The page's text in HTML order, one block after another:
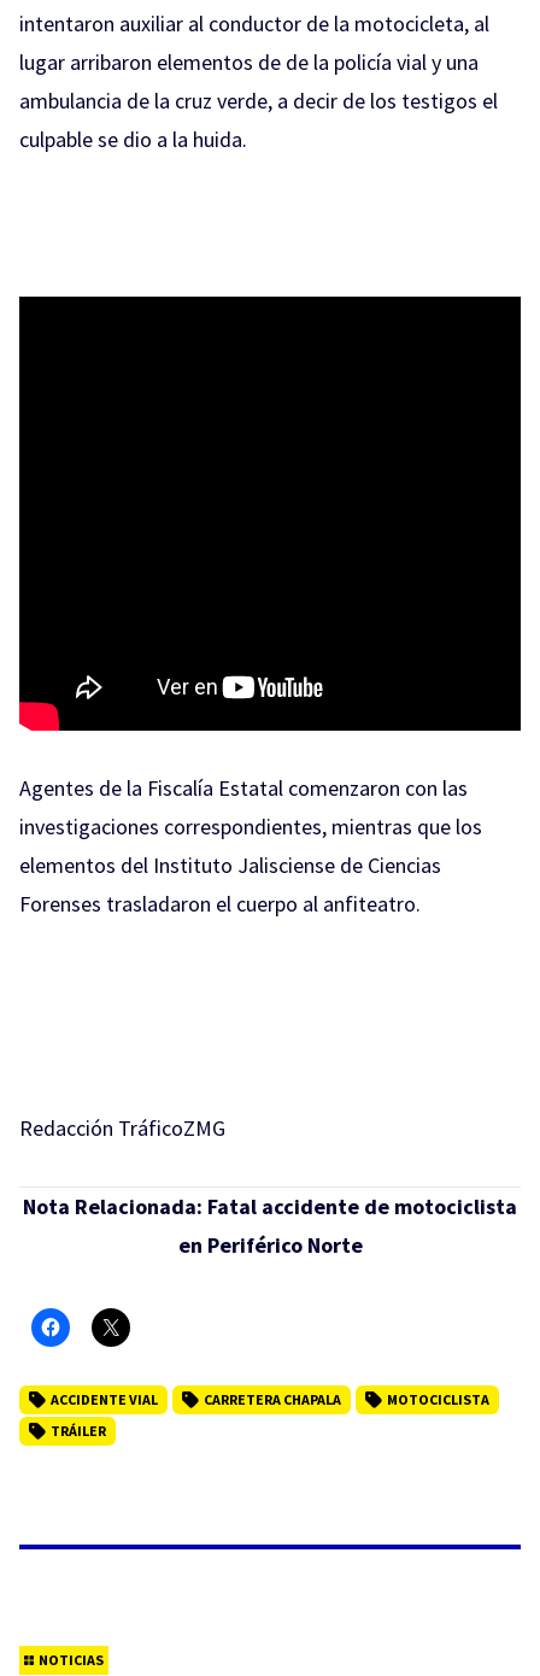
intentaron auxiliar al conductor de la motocicleta, al
lugar arribaron elementos de de la policía vial y una
ambulancia de la cruz verde, a decir de los testigos el
culpable se dio a la huida.
Agentes de la Fiscalía Estatal comenzaron con las
investigaciones correspondientes, mientras que los
elementos del Instituto Jalisciense de Ciencias
Forenses trasladaron el cuerpo al anfiteatro.
Redacción TráficoZMG
Nota Relacionada: Fatal accidente de motociclista
en Periférico Norte
ACCIDENTE VIAL CARRETERA CHAPALA
MOTOCICLISTA
TRÁILER
NOTICIAS